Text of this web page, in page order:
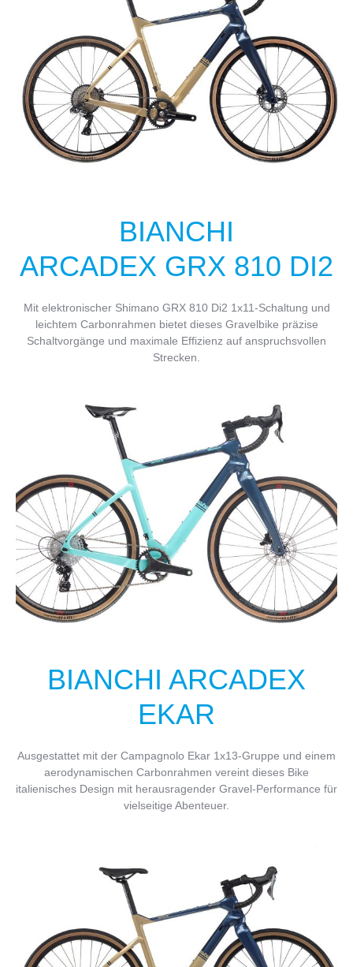
BIANCHI
ARCADEX GRX 810 DI2
Mit elektronischer Shimano GRX 810 Di2 1x11-Schaltung und
leichtem Carbonrahmen bietet dieses Gravelbike präzise
Schaltvorgänge und maximale Effizienz auf anspruchsvollen
Strecken.
BIANCHI ARCADEX
EKAR
Ausgestattet mit der Campagnolo Ekar 1x13-Gruppe und einem
aerodynamischen Carbonrahmen vereint dieses Bike
italienisches Design mit herausragender Gravel-Performance für
vielseitige Abenteuer.